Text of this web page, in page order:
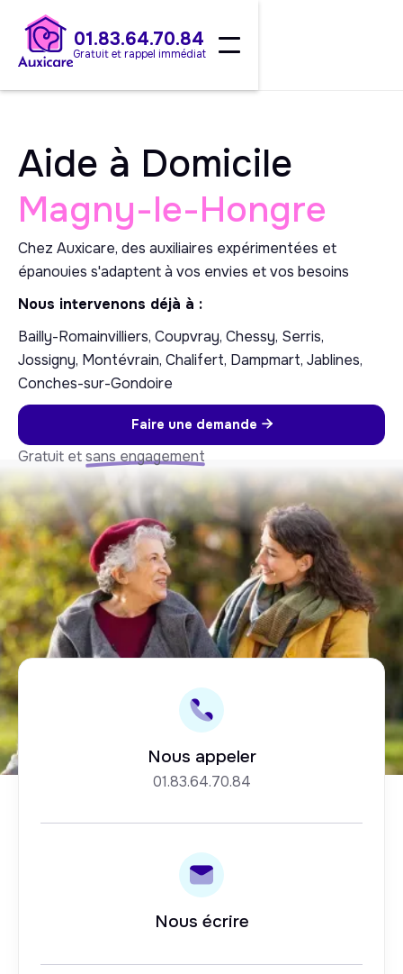
01.83.64.70.84
Gratuit et rappel immédiat
Aide à Domicile
Magny-le-Hongre
Chez Auxicare, des auxiliaires expérimentées et
épanouies s'adaptent à vos envies et vos besoins
Nous intervenons déjà à :
Bailly-Romainvilliers, Coupvray, Chessy, Serris,
Jossigny, Montévrain, Chalifert, Dampmart, Jablines,
Conches-sur-Gondoire
Faire une demande 
Gratuit etsans engagement
Nous appeler
01.83.64.70.84
Nous écrire